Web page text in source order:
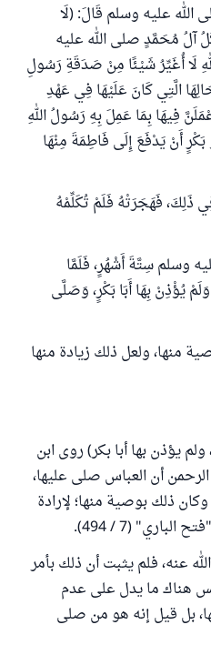
الله عليه وسلم قَالَ: (لَا
آلُ مُحَمَّدٍ صلى الله عليه
لَا أُغَيِّرُ شَيْئًا مِنْ صَدَقَةِ رَسُولِ
الَّتِي كَانَ عَلَيْهَا فِي عَهْدِ
فِيهَا بِمَا عَمِلَ بِهِ رَسُولُ اللهِ
أَنْ يَدْفَعَ إِلَى فَاطِمَةَ مِنْهَا
فَهَجَرَتْهُ فَلَمْ تُكَلِّمْهُ
وسلم سِتَّةَ أَشْهُرٍ، فَلَمَّا
يُؤْذِنْ بِهَا أَبَا بَكْرٍ، وَصَلَّى
منها، ولعل ذلك زيادة منها
‌يؤذن ‌بها ‌أبا ‌بكر) روى ابن
أن العباس صلى عليها،
ذلك بوصية منها؛ لإرادة
(7 / 494).
عنه، فلم يثبت أن ذلك بأمر
هناك ما يدل على عدم
بل قيل إنه هو من صلى